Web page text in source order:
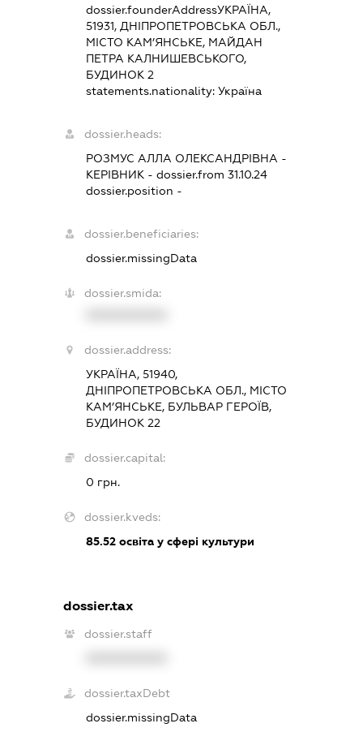
dossier.founderAddressУКРАЇНА,
51931, ДНІПРОПЕТРОВСЬКА ОБЛ.,
МІСТО КАМ’ЯНСЬКЕ, МАЙДАН
ПЕТРА КАЛНИШЕВСЬКОГО,
БУДИНОК 2
statements.nationality:Україна
dossier.heads:
РОЗМУС АЛЛА ОЛЕКСАНДРІВНА -
КЕРІВНИК - dossier.from 31.10.24
dossier.position -
dossier.beneficiaries:
dossier.missingData
dossier.smida:
dossier.address:
УКРАЇНА, 51940,
ДНІПРОПЕТРОВСЬКА ОБЛ., МІСТО
КАМ’ЯНСЬКЕ, БУЛЬВАР ГЕРОЇВ,
БУДИНОК 22
dossier.capital:
0 грн.
dossier.kveds:
85.52 освіта у сфері культури
dossier.tax
dossier.staff
dossier.taxDebt
dossier.missingData